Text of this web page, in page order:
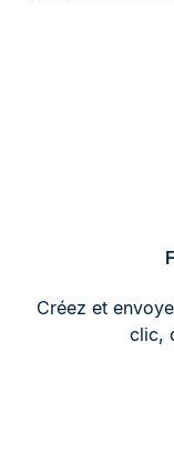
Créez et
clic,